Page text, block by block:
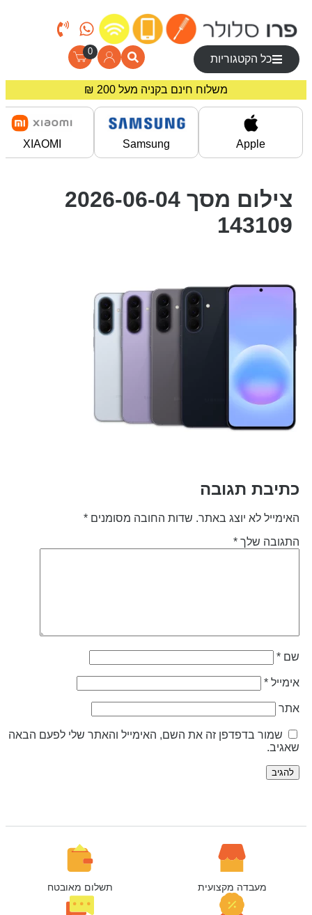
כל הקטגוריות
0
משלוח חינם בקניה מעל 200 ₪
מחירים מיוחדים לרוכשים באתר!
Apple
Samsung
XIAOMI
צילום מסך 2026-06-04
143109
תגובה
לא יוצג באתר. שדות החובה מסומנים*
שלך*
*
*
שמור בדפדפן זה את השם, האימייל והאתר שלי לפעם הבאה
מעבדה מקצועית תשלום מאובטח